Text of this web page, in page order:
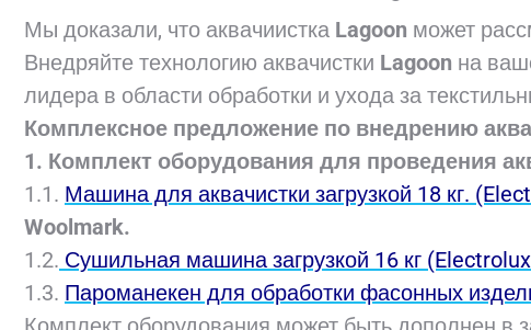
Мы доказали, что аквачиистка Lagoon может
Внедряйте технологию аквачистки Lagoon на
лидера в области обработки и ухода за
Комплексное предложение по внедрению
1. Комплект оборудования для проведения
1.1. Машина для аквачистки загрузкой 18 кг.
Woolmark.
1.2. Сушильная машина загрузкой 16 кг
1.3. Пароманекен для обработки фасонных